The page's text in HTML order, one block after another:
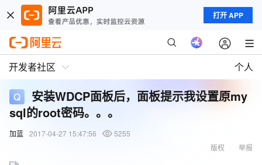
打开 APP
开发者社区 个人
安装WDCP面板后，面板提示我设置原my
sql的root密码。。。
加蓝 2017-04-27 15:47:56
5255
举报
版权